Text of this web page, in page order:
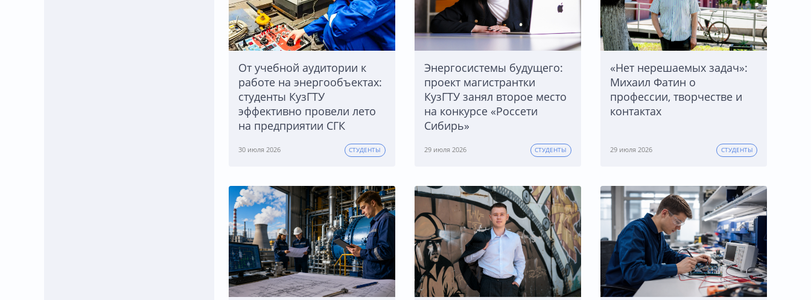
От учебной аудитории к
работе на энергообъектах:
студенты КузГТУ
эффективно провели лето
на предприятии СГК
30 июля 2026 СТУДЕНТЫ
Энергосистемы будущего:
проект магистрантки
КузГТУ занял второе место
на конкурсе «Россети
Сибирь»
29 июля 2026 СТУДЕНТЫ
«Нет нерешаемых задач»:
Михаил Фатин о
профессии, творчестве и
контактах
29 июля 2026 СТУДЕНТЫ